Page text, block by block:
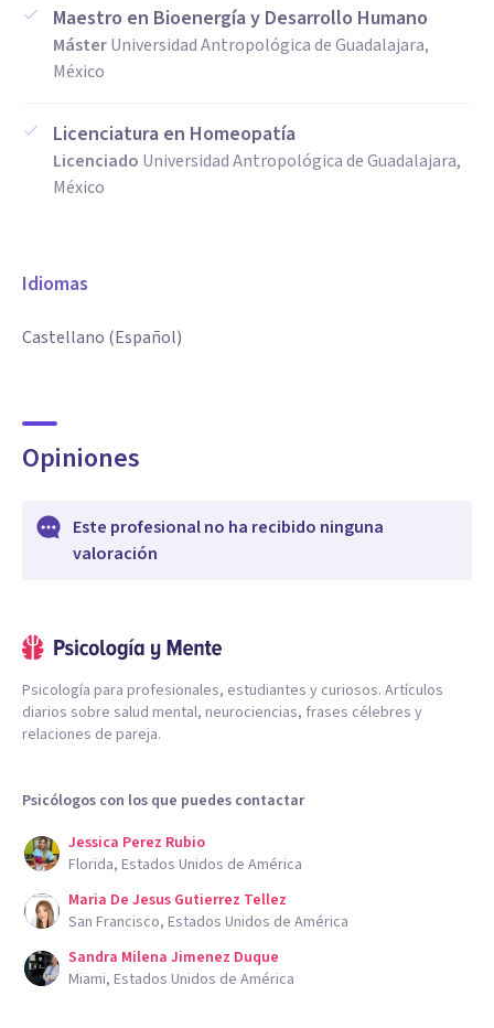
Maestro en Bioenergía y Desarrollo Humano
MásterUniversidad Antropológica de Guadalajara,
México
Licenciatura en Homeopatía
Licenciado Universidad Antropológica de Guadalajara,
México
Idiomas
Castellano (Español)
Opiniones
Este profesional no ha recibido ninguna
valoración
Psicología para profesionales, estudiantes y curiosos. Artículos
diarios sobre salud mental, neurociencias, frases célebres y
relaciones de pareja.
Psicólogos con los que puedes contactar
Jessica Perez Rubio
Florida, Estados Unidos de América
Maria De Jesus Gutierrez Tellez
San Francisco, Estados Unidos de América
Sandra Milena Jimenez Duque
Miami, Estados Unidos de América